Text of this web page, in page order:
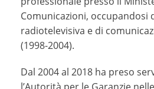
Comunicazioni, occupandosi
radiotelevisiva e di
(1998-2004).
Dal 2004 al 2018 ha preso